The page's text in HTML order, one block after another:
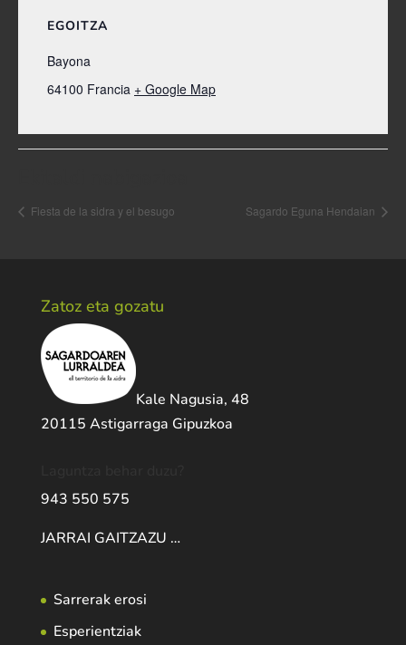
EGOITZA
Bayona
64100 Francia + Google Map
Fiesta de la sidra y el besugo Sagardo Eguna Hendaian
Zatoz eta gozatu
Kale Nagusia, 48
20115 Astigarraga Gipuzkoa
943 550 575
JARRAI GAITZAZU …
Sarrerak erosi
Esperientziak